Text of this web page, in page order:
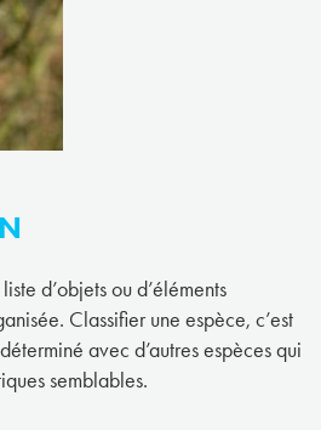
d’objets ou d’éléments
Classifier une espèce, c’est
avec d’autres espèces qui
semblables.